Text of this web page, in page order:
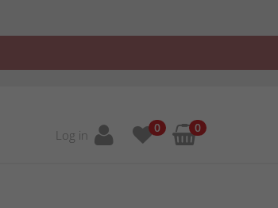
Log in 0 0